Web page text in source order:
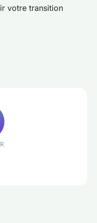
votre transition